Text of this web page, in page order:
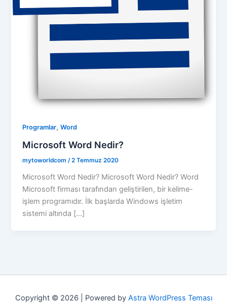
Programlar,Word
Microsoft Word Nedir?
mytoworldcom/2 Temmuz 2020
Microsoft Word Nedir? Microsoft Word Nedir? Word
Microsoft firması tarafından geliştirilen, bir kelime-
işlem programıdır. İlk başlarda Windows işletim
sistemi altında […]
Copyright © 2026 | Powered by Astra WordPress Teması